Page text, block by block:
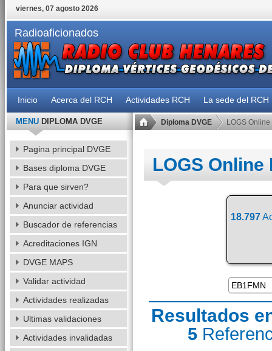
viernes, 07 agosto 2026
Radioaficionados
Inicio Acerca del RCH Actividades RCH La sede del RCH
Diploma DVGE LOGS Online
LOGS Online
18.797
Resultados
5
MENUDIPLOMA DVGE
Pagina principal DVGE
Bases diploma DVGE
Para que sirven?
Anunciar actividad
Buscador de referencias
Acreditaciones IGN
DVGE MAPS
Validar actividad
Actividades realizadas
Ultimas validaciones
Actividades invalidadas